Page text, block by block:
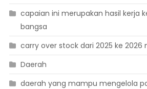
capaian ini merupakan hasil kerja
bangsa
carry over stock dari 2025 ke 2026
Daerah
daerah yang mampu mengelola